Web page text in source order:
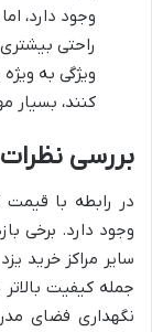
وجود دارد،
راحتی
ویژگی به
کنند، بسیار
بررسی
در رابطه با
وجود دارد. برخی
سایر مراکز خرید
جمله کیفیت
نگهداری فضای